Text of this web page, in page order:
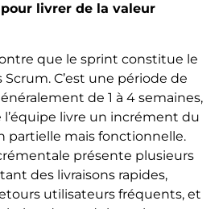
livrer de la valeur
que le sprint constitue le
C’est une période de
de 1 à 4 semaines,
l’équipe livre un incrément du
partielle mais fonctionnelle.
présente plusieurs
des livraisons rapides,
utilisateurs fréquents, et